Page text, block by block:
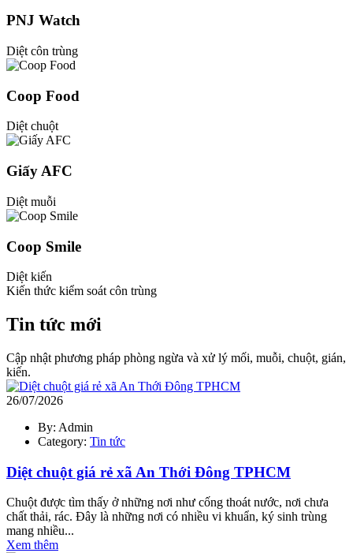
PNJ Watch
Diệt côn trùng
Coop Food
Diệt chuột
Giấy AFC
Diệt muỗi
Coop Smile
Diệt kiến
Kiến thức kiểm soát côn trùng
Tin tức mới
Cập nhật phương pháp phòng ngừa và xử lý mối, muỗi, chuột, gián,
kiến.
26/07/2026
By: Admin
Category: Tin tức
Diệt chuột giá rẻ xã An Thới Đông TPHCM
Chuột được tìm thấy ở những nơi như cống thoát nước, nơi chưa
chất thải, rác. Đây là những nơi có nhiều vi khuẩn, ký sinh trùng
mang nhiều...
Xem thêm